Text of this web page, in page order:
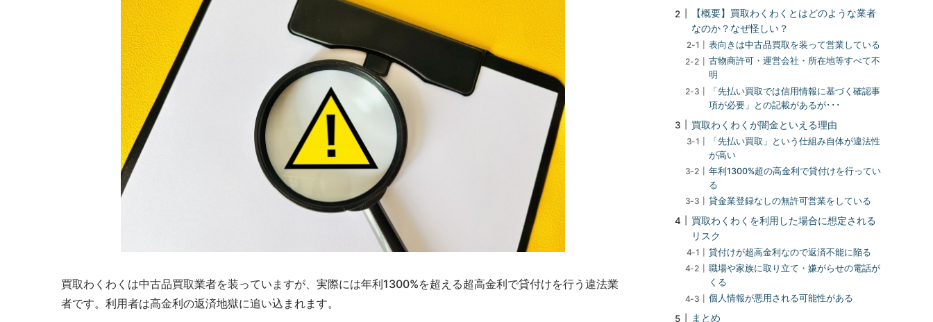
買取わくわくは中古品買取業者を装っていますが、実際には年利1300%を超える超高金利で貸付けを行う違法業
者です。利用者は高金利の返済地獄に追い込まれます。
【概要】買取わくわくとはどのような業者
なのか？なぜ怪しい？
表向きは中古品買取を装って営業している
古物商許可・運営会社・所在地等すべて不
明
「先払い買取では信用情報に基づく確認事
項が必要」との記載があるが･･･
買取わくわくが闇金といえる理由
「先払い買取」という仕組み自体が違法性
が高い
年利1300%超の高金利で貸付けを行ってい
る
貸金業登録なしの無許可営業をしている
買取わくわくを利用した場合に想定される
リスク
貸付けが超高金利なので返済不能に陥る
職場や家族に取り立て・嫌がらせの電話が
くる
個人情報が悪用される可能性がある
まとめ